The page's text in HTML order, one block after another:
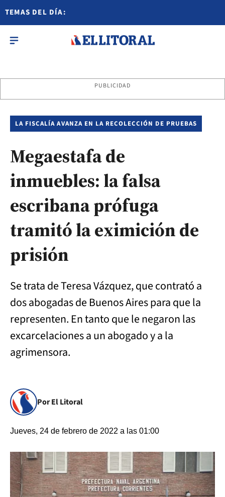
TEMAS DEL DÍA:
PUBLICIDAD
LA FISCALÍA AVANZA EN LA RECOLECCIÓN DE PRUEBAS
Megaestafa de
inmuebles: la falsa
escribana prófuga
tramitó la eximición de
prisión
Se trata de Teresa Vázquez, que contrató a
dos abogadas de Buenos Aires para que la
representen. En tanto que le negaron las
excarcelaciones a un abogado y a la
agrimensora.
Por El Litoral
Jueves, 24 de febrero de 2022 a las 01:00